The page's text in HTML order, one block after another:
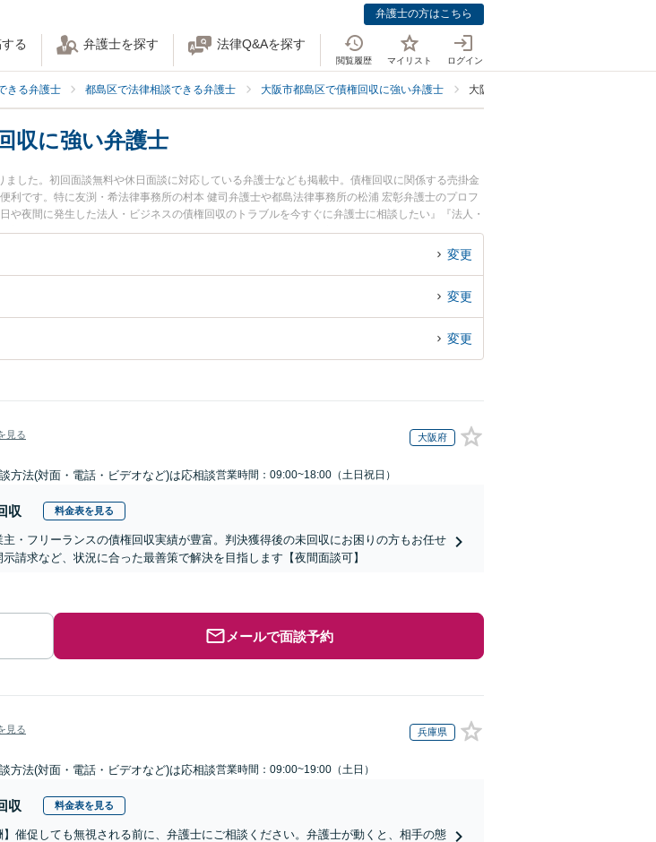
弁護士の方はこちら
る 弁護士を探す 法律Q&Aを探す
閲覧履歴 マイリスト ログイン
きる弁護士 都島区で法律相談できる弁護士 大阪市都島区で債権回収に強い弁護士 大阪市都島区で法人・ビジネスに強い
収に強い弁護士
した。初回面談無料や休日面談に対応している弁護士なども掲載中。債権回収に関係する売掛金
です。特に友渕・希法律事務所の村本 健司弁護士や都島法律事務所の松浦 宏彰弁護士のプロフ
夜間に発生した法人・ビジネスの債権回収のトラブルを今すぐに弁護士に相談したい』『法人・
回相談無料で法人・ビジネスの債権回収を法律相談できる大阪市都島区内の弁護士に相談予約し
変更
変更
変更
見る 大阪府
方法(対面・電話・ビデオなど)は応相談営業時間：09:00~18:00（土日祝日）
収 料金表を見る
主・フリーランスの債権回収実績が豊富。判決獲得後の未回収にお困りの方もお任せ
請求など、状況に合った最善策で解決を目指します【夜間面談可】
メールで面談予約
見る 兵庫県
方法(対面・電話・ビデオなど)は応相談営業時間：09:00~19:00（土日）
収 料金表を見る
】催促しても無視される前に、弁護士にご相談ください。弁護士が動くと、相手の態